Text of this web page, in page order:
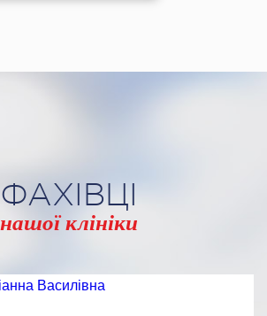
ФАХІВЦІ
нашої клініки